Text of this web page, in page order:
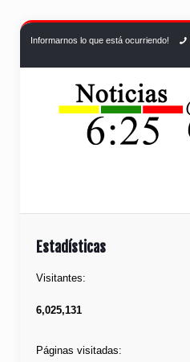
Informarnos lo que está ocurriendo!
Estadísticas
Visitantes:
6,025,131
Páginas visitadas: